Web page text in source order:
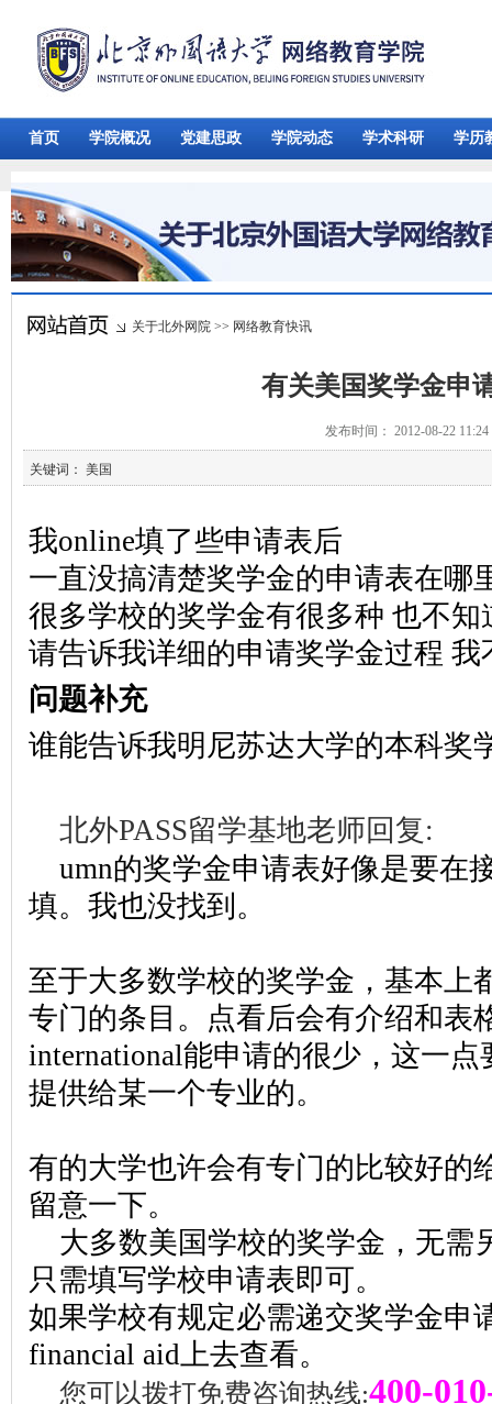
首页 学院概况 党建思政 学院动态 学术科研 学历
关于北外网院 >> 网络教育快讯
有关美国奖学金申
发布时间： 2012-08-22
关键词： 美国
我online填了些申请表后
一直没搞清楚奖学金的申请表在哪
很多学校的奖学金有很多种 也不
请告诉我详细的申请奖学金过程 我
问题补充
谁能告诉我明尼苏达大学的本科奖
北外PASS留学基地老师回复:
umn的奖学金申请表好像是要在
填。我也没找到。
至于大多数学校的奖学金，基本上
专门的条目。点看后会有介绍和表
international能申请的很少，这一
提供给某一个专业的。
有的大学也许会有专门的比较好的
留意一下。
大多数美国学校的奖学金，无需
只需填写学校申请表即可。
如果学校有规定必需递交奖学金申
financial aid上去查看。
您可以拨打免费咨询热线:400-